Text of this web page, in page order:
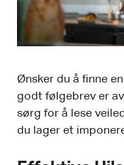
Ønsker du å finne
godt følgebrev er
sørg for å lese
du lager et